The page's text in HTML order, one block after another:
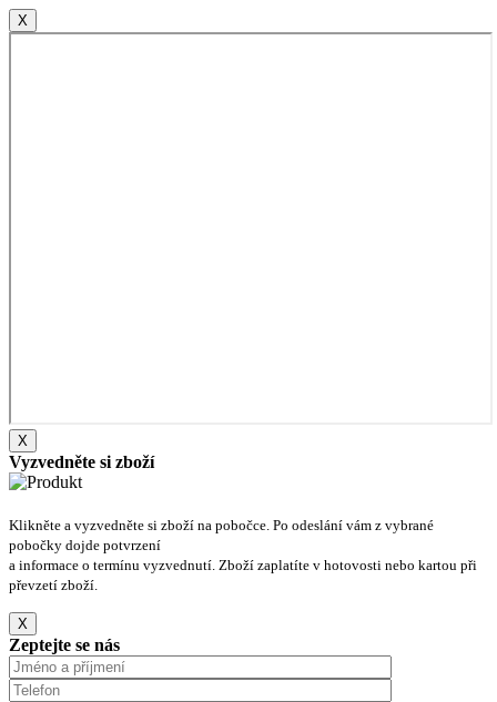
X
X
Vyzvedněte si zboží
Klikněte a vyzvedněte si zboží na pobočce. Po odeslání vám z vybrané
pobočky dojde potvrzení
a informace o termínu vyzvednutí. Zboží zaplatíte v hotovosti nebo kartou při
převzetí zboží.
X
Zeptejte se nás